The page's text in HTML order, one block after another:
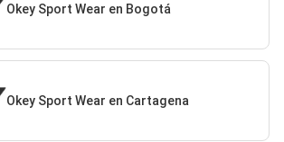
Okey Sport Wear en Bogotá
Okey Sport Wear en Cartagena